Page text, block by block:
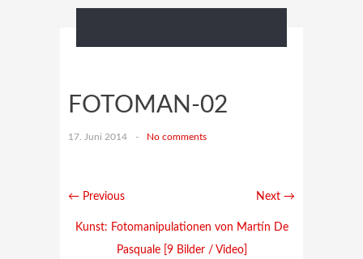
FOTOMAN-02
17. Juni 2014 - No comments
← Previous Next →
Kunst: Fotomanipulationen von Martín De
Pasquale [9 Bilder / Video]